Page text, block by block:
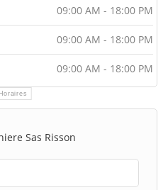
Horaires
09:00 AM - 18:00 PM
09:00 AM - 18:00 PM
09:00 AM - 18:00 PM
Sas Risson